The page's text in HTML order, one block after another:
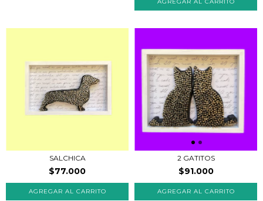
SALCHICA
$77.000
2 GATITOS
$91.000